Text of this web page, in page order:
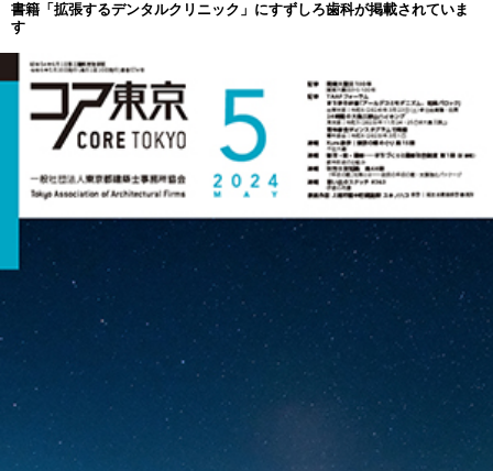
書籍「拡張するデンタルクリニック」にすずしろ歯科が掲載されていま
す